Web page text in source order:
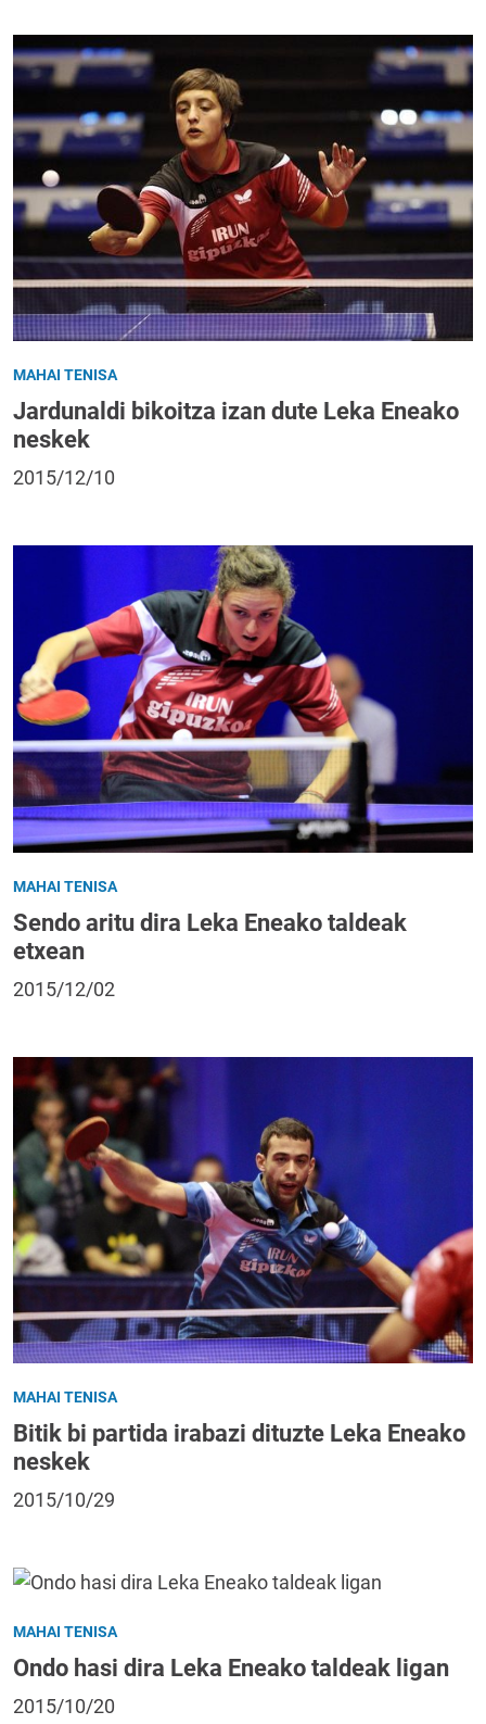
MAHAI TENISA
Jardunaldi bikoitza izan dute Leka Eneako
neskek
2015/12/10
MAHAI TENISA
Sendo aritu dira Leka Eneako taldeak
etxean
2015/12/02
MAHAI TENISA
Bitik bi partida irabazi dituzte Leka Eneako
neskek
2015/10/29
MAHAI TENISA
Ondo hasi dira Leka Eneako taldeak ligan
2015/10/20